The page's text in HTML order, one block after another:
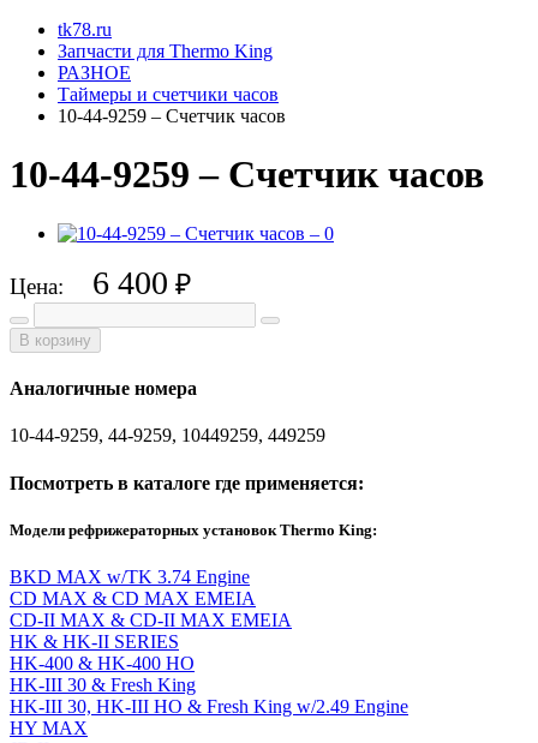
tk78.ru
Запчасти для Thermo King
РАЗНОЕ
Таймеры и счетчики часов
10-44-9259 – Счетчик часов
10-44-9259 – Счетчик часов
Цена: 6 400 ₽
В корзину
Аналогичные номера
10-44-9259, 44-9259, 10449259, 449259
Посмотреть в каталоге где применяется:
Модели рефрижераторных установок Thermo King:
BKD MAX w/TK 3.74 Engine
CD MAX & CD MAX EMEIA
CD-II MAX & CD-II MAX EMEIA
HK & HK-II SERIES
HK-400 & HK-400 HO
HK-III 30 & Fresh King
HK-III 30, HK-III HO & Fresh King w/2.49 Engine
HY MAX